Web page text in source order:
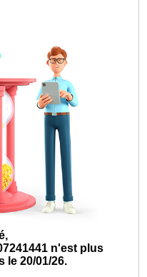
n'est plus
le 20/01/26.